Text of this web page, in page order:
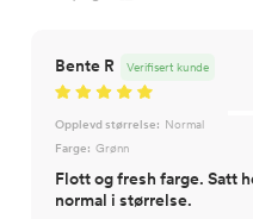
Bente R Verifisert kunde
Opplevd størrelse: Normal
Farge: Grønn
Flott og fresh farge. Satt
normal i størrelse.